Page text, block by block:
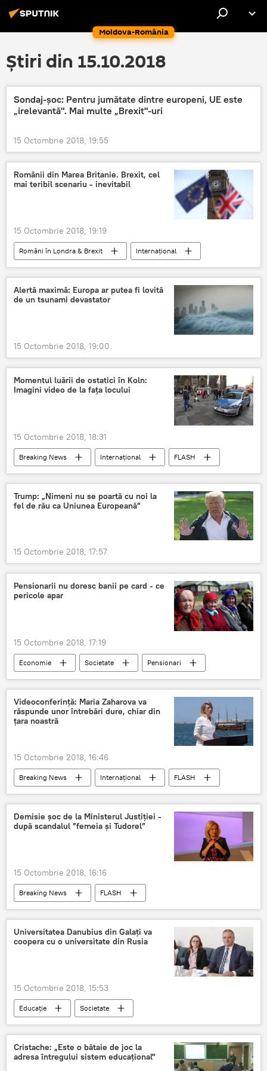
Moldova-România
Știri din 15.10.2018
Sondaj-şoc: Pentru jumătate dintre europeni, UE este
„irelevantă". Mai multe „Brexit"-uri
15 Octombrie 2018, 19:55
Românii din Marea Britanie. Brexit, cel
mai teribil scenariu - inevitabil
15 Octombrie 2018, 19:19
Români în Londra & Brexit
Internaţional
FLASH
DIASPORĂ
UK
Români
Scenariu Brexit
Alertă maximă: Europa ar putea fi lovită
de un tsunami devastator
15 Octombrie 2018, 19:00
Momentul luării de ostatici în Koln:
Imagini video de la fața locului
15 Octombrie 2018, 18:31
Breaking News Internaţional
FLASH
Koln
Video Ostatici Gară
Trump: „Nimeni nu se poartă cu noi la
fel de rău ca Uniunea Europeană”
15 Octombrie 2018, 17:57
Pensionarii nu doresc banii pe card - ce
pericole apar
15 Octombrie 2018, 17:19
Economie Societate
Pensionari
Pensii
Videoconferință: Maria Zaharova va
răspunde unor întrebări dure, chiar din
țara noastră
15 Octombrie 2018, 16:46
Breaking News Internaţional
FLASH
Rusia
Moldova Politică
Demisie șoc de la Ministerul Justiției -
după scandalul ”femeia și Tudorel”
15 Octombrie 2018, 16:16
Breaking News
FLASH
PSD Romania
Politică
Demisie
Ministerul Justiției
Universitatea Danubius din Galați va
coopera cu o universitate din Rusia
15 Octombrie 2018, 15:53
Educație
Societate
Relațiile româno-ruse
Galați
Voronej
Cooperare
Rusia
Cristache: „Este o bătaie de joc la
adresa întregului sistem educaţional"